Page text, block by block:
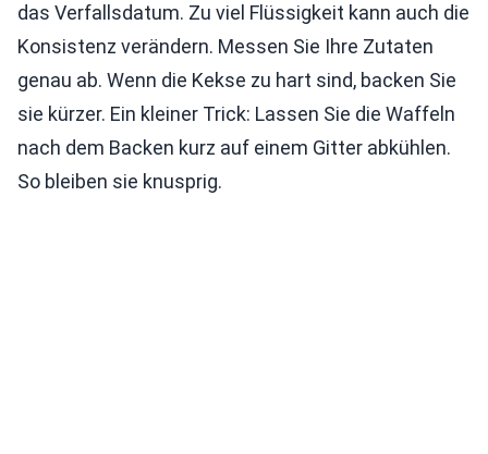
das Verfallsdatum. Zu viel Flüssigkeit kann auch die
Konsistenz verändern. Messen Sie Ihre Zutaten
genau ab. Wenn die Kekse zu hart sind, backen Sie
sie kürzer. Ein kleiner Trick: Lassen Sie die Waffeln
nach dem Backen kurz auf einem Gitter abkühlen.
So bleiben sie knusprig.